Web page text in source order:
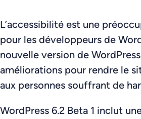
L’accessibilité est une
pour les développeurs de
nouvelle version de
améliorations pour rendre le
aux personnes souffrant de
WordPress 6.2 Beta 1 inclut